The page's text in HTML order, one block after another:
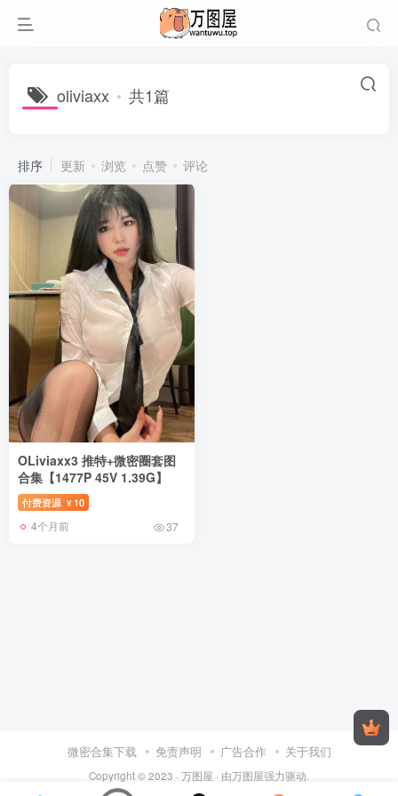
oliviaxx 共1篇
排序 更新 浏览 点赞 评论
OLiviaxx3 推特+微密圈套图
合集【1477P 45V 1.39G】
付费资源 ¥ 10
4个月前 37
微密合集下载 免责声明 广告合作 关于我们
Copyright © 2023 · 万图屋 · 由万图屋强力驱动.